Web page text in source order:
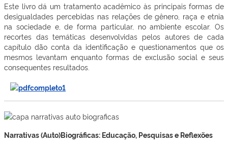
Este livro dá um tratamento acadêmico às principais formas de
desigualdades percebidas nas relações de gênero, raça e etnia
na sociedade e, de forma particular, no ambiente escolar. Os
recortes das temáticas desenvolvidas pelos autores de cada
capítulo dão conta da identificação e questionamentos que os
mesmos levantam enquanto formas de exclusão social e seus
consequentes resultados.
Narrativas (Auto)Biográficas: Educação, Pesquisas e Reflexões